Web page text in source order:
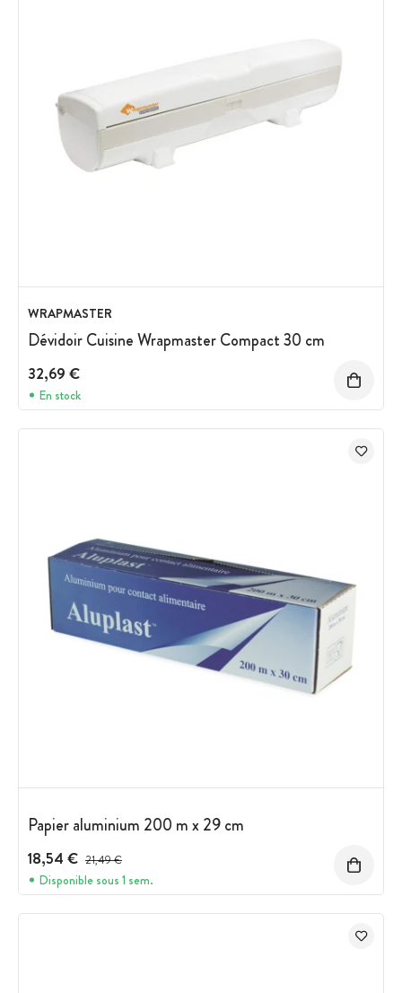
WRAPMASTER
Dévidoir Cuisine Wrapmaster Compact 30 cm
32,69 €
En stock
Papier aluminium 200 m x 29 cm
18,54 € Prix avant réduction :
21,49 €
Disponible sous 1 sem.